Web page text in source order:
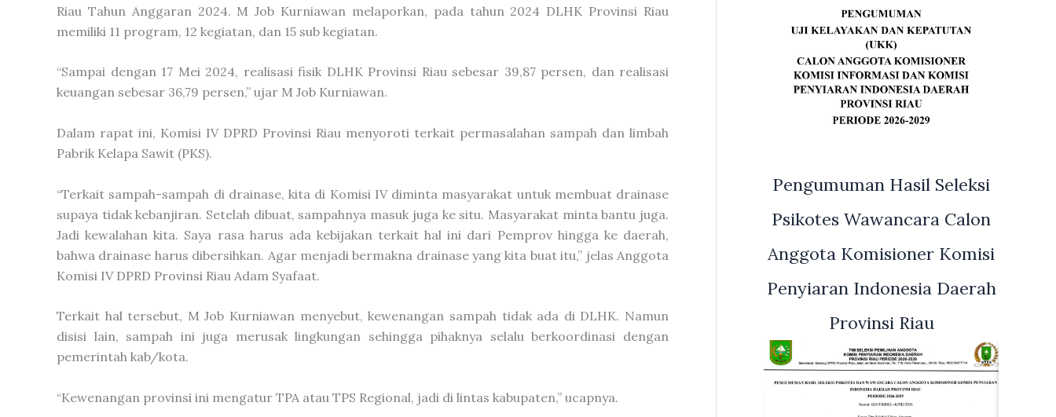
Riau Tahun Anggaran 2024. M Job Kurniawan melaporkan, pada tahun 2024 DLHK Provinsi Riau
memiliki 11 program, 12 kegiatan, dan 15 sub kegiatan.
“Sampai dengan 17 Mei 2024, realisasi fisik DLHK Provinsi Riau sebesar 39,87 persen, dan realisasi
keuangan sebesar 36,79 persen,” ujar M Job Kurniawan.
Dalam rapat ini, Komisi IV DPRD Provinsi Riau menyoroti terkait permasalahan sampah dan limbah
Pabrik Kelapa Sawit (PKS).
“Terkait sampah-sampah di drainase, kita di Komisi IV diminta masyarakat untuk membuat drainase
supaya tidak kebanjiran. Setelah dibuat, sampahnya masuk juga ke situ. Masyarakat minta bantu juga.
Jadi kewalahan kita. Saya rasa harus ada kebijakan terkait hal ini dari Pemprov hingga ke daerah,
bahwa drainase harus dibersihkan. Agar menjadi bermakna drainase yang kita buat itu,” jelas Anggota
Komisi IV DPRD Provinsi Riau Adam Syafaat.
Terkait hal tersebut, M Job Kurniawan menyebut, kewenangan sampah tidak ada di DLHK. Namun
disisi lain, sampah ini juga merusak lingkungan sehingga pihaknya selalu berkoordinasi dengan
pemerintah kab/kota.
“Kewenangan provinsi ini mengatur TPA atau TPS Regional, jadi di lintas kabupaten,” ucapnya.
Pengumuman Hasil Seleksi
Psikotes Wawancara Calon
Anggota Komisioner Komisi
Penyiaran Indonesia Daerah
Provinsi Riau